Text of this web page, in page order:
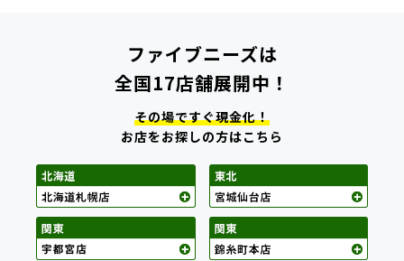
ファイブニーズは
全国17店舗展開中！
その場ですぐ現金化！
お店をお探しの方はこちら